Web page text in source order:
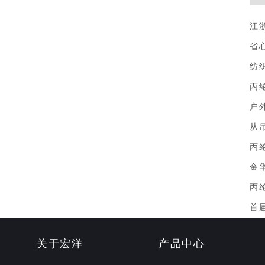
江
省
纺
丙
户
从
丙
金
丙
首
关于宏洋 产品中心